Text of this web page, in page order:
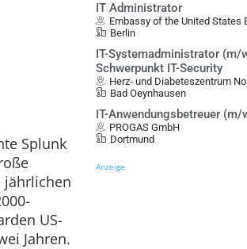
Splunk
jährlichen
US-
Jahren.
IT Administrator
Embassy of the United States
Berlin
IT-Systemadministrator (m/
Schwerpunkt IT-Security
Herz- und Diabeteszentrum
Bad Oeynhausen
IT-Anwendungsbetreuer (m/
PROGAS GmbH
Dortmund
Anzeige